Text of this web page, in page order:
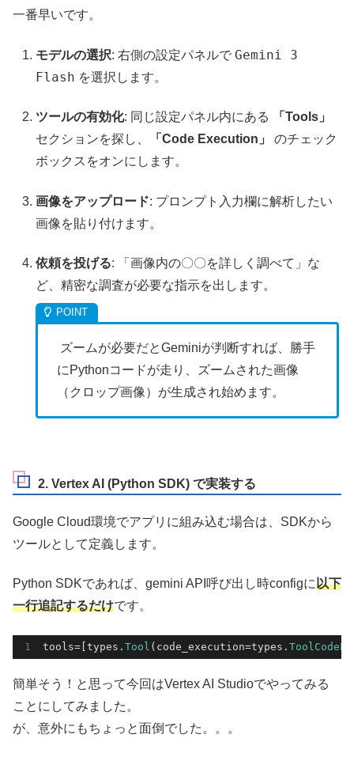
一番早いです。
モデルの選択: 右側の設定パネルでGemini 3
Flash を選択します。
ツールの有効化: 同じ設定パネル内にある
「Tools」
セクションを探し、
「Code Execution」
のチェック
ボックスをオンにします。
画像をアップロード: プロンプト入力欄に解析したい
画像を貼り付けます。
依頼を投げる: 「画像内の〇〇を詳しく調べて」な
ど、精密な調査が必要な指示を出します。
ズームが必要だとGeminiが判断すれば、勝手
にPythonコードが走り、ズームされた画像
（クロップ画像）が生成され始めます。
2. Vertex AI (Python SDK) で実装する
Google Cloud環境でアプリに組み込む場合は、SDKから
ツールとして定義します。
Python SDKであれば、gemini API呼び出し時configに以下
一行追記するだけです。
tools=[types.Tool (code_execution=types.
簡単そう！と思って今回はVertex AI Studioでやってみる
ことにしてみました。
が、意外にもちょっと面倒でした。。。